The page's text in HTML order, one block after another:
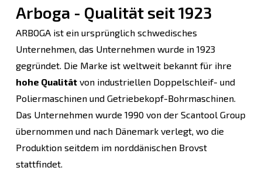
Arboga - Qualität seit 1923
ARBOGA ist ein ursprünglich schwedisches
Unternehmen, das Unternehmen wurde in 1923
gegründet. Die Marke ist weltweit bekannt für ihre
hohe Qualitätvon industriellen Doppelschleif- und
Poliermaschinen und Getriebekopf-Bohrmaschinen.
Das Unternehmen wurde 1990 von der Scantool Group
übernommen und nach Dänemark verlegt, wo die
Produktion seitdem im norddänischen Brovst
stattfindet.